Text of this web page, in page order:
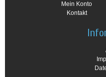
Mein Konto
Kontakt